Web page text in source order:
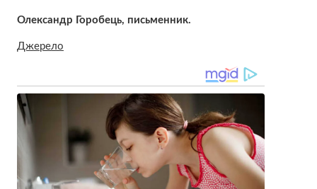
Олександр Горобець, письменник.
Джерело